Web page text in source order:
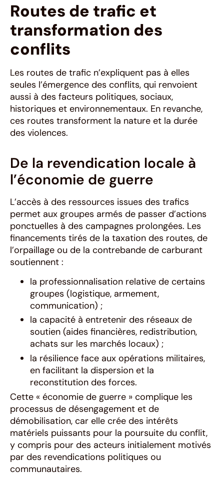
Routes de trafic et
transformation des
conflits
Les routes de trafic n’expliquent pas à elles
seules l’émergence des conflits, qui renvoient
aussi à des facteurs politiques, sociaux,
historiques et environnementaux. En revanche,
ces routes transforment la nature et la durée
des violences.
De la revendication locale à
l’économie de guerre
L’accès à des ressources issues des trafics
permet aux groupes armés de passer d’actions
ponctuelles à des campagnes prolongées. Les
financements tirés de la taxation des routes, de
l’orpaillage ou de la contrebande de carburant
soutiennent :
la professionnalisation relative de certains
groupes (logistique, armement,
communication) ;
la capacité à entretenir des réseaux de
soutien (aides financières, redistribution,
achats sur les marchés locaux) ;
la résilience face aux opérations militaires,
en facilitant la dispersion et la
reconstitution des forces.
Cette « économie de guerre » complique les
processus de désengagement et de
démobilisation, car elle crée des intérêts
matériels puissants pour la poursuite du conflit,
y compris pour des acteurs initialement motivés
par des revendications politiques ou
communautaires.